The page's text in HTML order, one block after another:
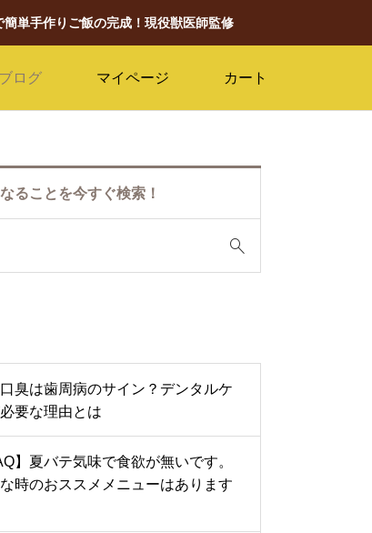
単手作りご飯の完成！現役獣医師監修
ブログ マイページ カート
ることを今すぐ検索！
臭は歯周病のサイン？デンタルケ
要な理由とは
】夏バテ気味で食欲が無いです。
時のおススメメニューはあります